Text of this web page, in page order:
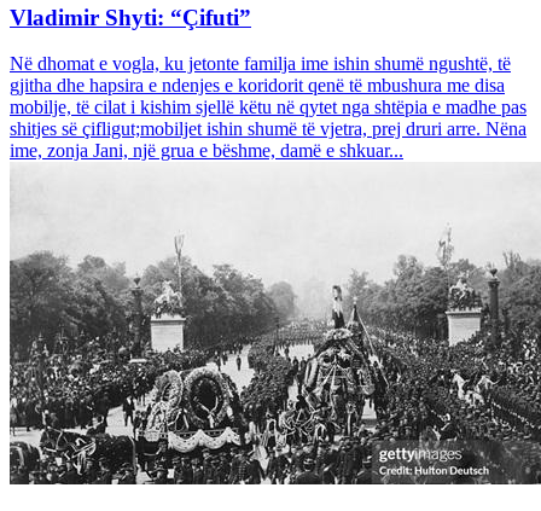
Vladimir Shyti: “Çifuti”
Në dhomat e vogla, ku jetonte familja ime ishin shumë ngushtë, të
gjitha dhe hapsira e ndenjes e koridorit qenë të mbushura me disa
mobilje, të cilat i kishim sjellë këtu në qytet nga shtëpia e madhe pas
shitjes së çifligut;mobiljet ishin shumë të vjetra, prej druri arre. Nëna
ime, zonja Jani, një grua e bëshme, damë e shkuar...